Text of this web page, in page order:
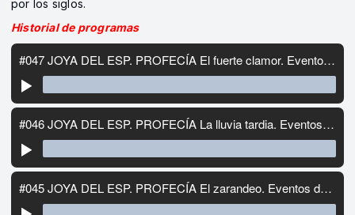
por los siglos.
Historial de programas